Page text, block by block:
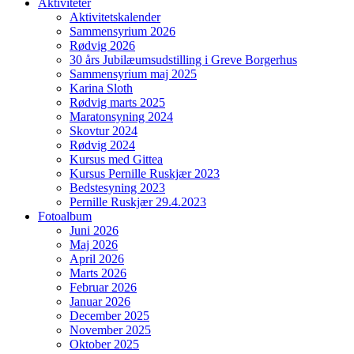
Aktiviteter
Aktivitetskalender
Sammensyrium 2026
Rødvig 2026
30 års Jubilæumsudstilling i Greve Borgerhus
Sammensyrium maj 2025
Karina Sloth
Rødvig marts 2025
Maratonsyning 2024
Skovtur 2024
Rødvig 2024
Kursus med Gittea
Kursus Pernille Ruskjær 2023
Bedstesyning 2023
Pernille Ruskjær 29.4.2023
Fotoalbum
Juni 2026
Maj 2026
April 2026
Marts 2026
Februar 2026
Januar 2026
December 2025
November 2025
Oktober 2025